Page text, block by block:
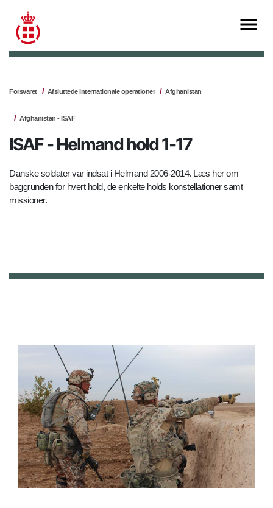
Forsvaret Afsluttede internationale operationer Afghanistan
Afghanistan - ISAF
ISAF - Helmand hold 1-17
Danske soldater var indsat i Helmand 2006-2014. Læs her om
baggrunden for hvert hold, de enkelte holds konstellationer samt
missioner.